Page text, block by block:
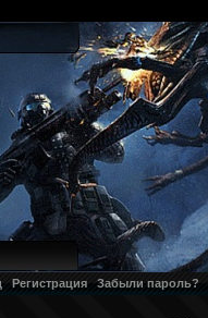
Регистрация Забыли пароль?